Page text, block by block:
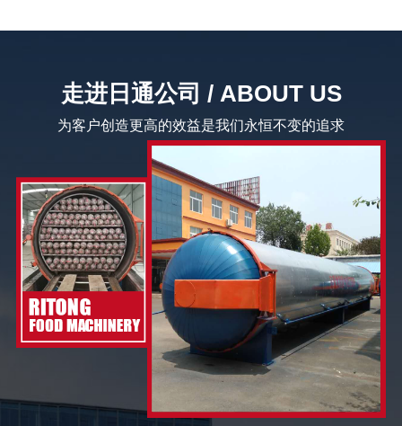
走进日通公司 / ABOUT US
为客户创造更高的效益是我们永恒不变的追求